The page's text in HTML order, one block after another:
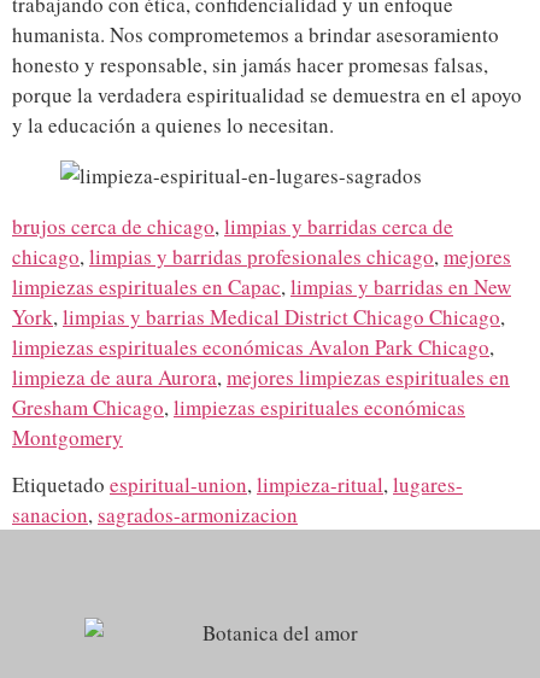
humanista. Nos comprometemos a brindar asesoramiento
honesto y responsable, sin jamás hacer promesas falsas,
porque la verdadera espiritualidad se demuestra en el apoyo
y la educación a quienes lo necesitan.
brujos cerca de chicago,limpias y barridas cerca de
chicago,limpias y barridas profesionales chicago,mejores
limpiezas espirituales en Capac,limpias y barridas en New
York,limpias y barrias Medical District Chicago Chicago,
limpiezas espirituales económicas Avalon Park Chicago,
limpieza de aura Aurora,mejores limpiezas espirituales en
Gresham Chicago,limpiezas espirituales económicas
Montgomery
Etiquetado espiritual-union,limpieza-ritual,lugares-
sanacion,sagrados-armonizacion